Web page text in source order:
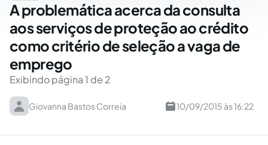
A problemática acerca da consulta
aos serviços de proteção ao crédito
como critério de seleção a vaga de
emprego
Exibindo página 1 de 2
Giovanna Bastos Correia 10/09/2015 às 16:22